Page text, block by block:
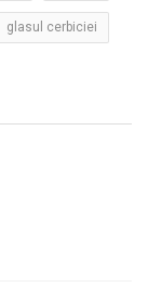
glasul cerbiciei